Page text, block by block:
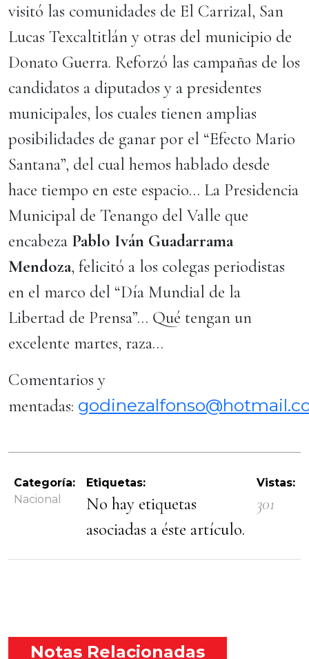
visitó las comunidades de El Carrizal, San
Lucas Texcaltitlán y otras del municipio de
Donato Guerra. Reforzó las campañas de los
candidatos a diputados y a presidentes
municipales, los cuales tienen amplias
posibilidades de ganar por el “Efecto Mario
Santana”, del cual hemos hablado desde
hace tiempo en este espacio… La Presidencia
Municipal de Tenango del Valle que
encabeza Pablo Iván Guadarrama
Mendoza, felicitó a los colegas periodistas
en el marco del “Día Mundial de la
Libertad de Prensa”… Qué tengan un
excelente martes, raza…
Comentarios y
mentadas:
Categoría:
Nacional
Etiquetas:
No hay etiquetas
asociadas a éste artículo.
Vistas:
301
Notas Relacionadas